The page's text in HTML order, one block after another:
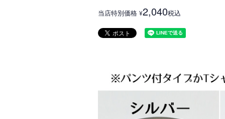
当店特別価格 ¥2,040税込